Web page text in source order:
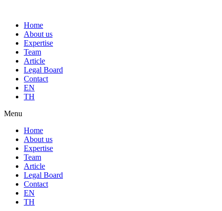
Home
About us
Expertise
Team
Article
Legal Board
Contact
EN
TH
Menu
Home
About us
Expertise
Team
Article
Legal Board
Contact
EN
TH